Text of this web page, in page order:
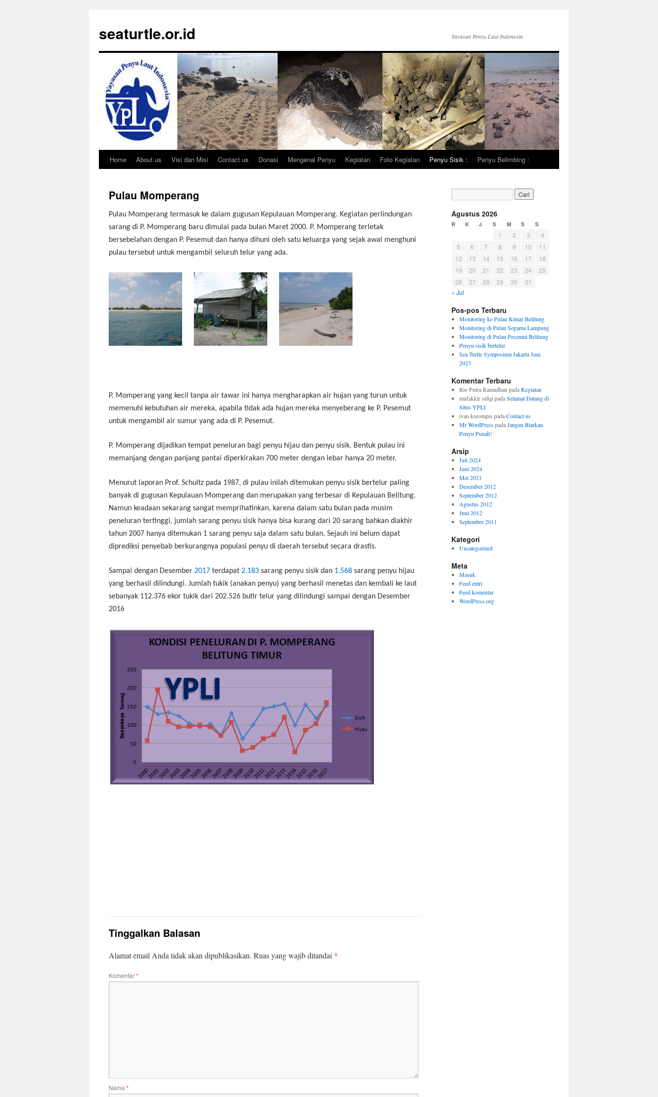
isi
seaturtle.or.id Yayasan Penyu Laut Indonesia
Home About us Visi dan Misi Contact us Donasi Mengenal Penyu Kegiatan Foto Kegiatan Penyu Sisik : Penyu Belimbing :
Pulau Momperang
Pulau Momperang termasuk ke dalam gugusan Kepulauan Momperang. Kegiatan perlindungan
sarang di P. Momperang baru dimulai pada bulan Maret 2000. P. Momperang terletak
bersebelahan dengan P. Pesemut dan hanya dihuni oleh satu keluarga yang sejak awal menghuni
pulau tersebut untuk mengambil seluruh telur yang ada.
P. Momperang yang kecil tanpa air tawar ini hanya mengharapkan air hujan yang turun untuk
memenuhi kebutuhan air mereka, apabila tidak ada hujan mereka menyeberang ke P. Pesemut
untuk mengambil air sumur yang ada di P. Pesemut.
P. Momperang dijadikan tempat peneluran bagi penyu hijau dan penyu sisik. Bentuk pulau ini
memanjang dengan panjang pantai diperkirakan 700 meter dengan lebar hanya 20 meter.
Menurut laporan Prof. Schultz pada 1987, di pulau inilah ditemukan penyu sisik bertelur paling
banyak di gugusan Kepulauan Momperang dan merupakan yang terbesar di Kepulauan Belitung.
Namun keadaan sekarang sangat memprihatinkan, karena dalam satu bulan pada musim
peneluran tertinggi, jumlah sarang penyu sisik hanya bisa kurang dari 20 sarang bahkan diakhir
tahun 2007 hanya ditemukan 1 sarang penyu saja dalam satu bulan. Sejauh ini belum dapat
diprediksi penyebab berkurangnya populasi penyu di daerah tersebut secara drastis.
Sampai dengan Desember 2017 terdapat 2.183 sarang penyu sisik dan 1.568 sarang penyu hijau
yang berhasil dilindungi. Jumlah tukik (anakan penyu) yang berhasil menetas dan kembali ke laut
sebanyak 112.376 ekor tukik dari 202.526 butir telur yang dilindungi sampai dengan Desember
2016
Tinggalkan Balasan
Alamat email Anda tidak akan dipublikasikan. Ruas yang wajib ditandai *
Komentar*
Nama *
Agustus 2026
R K J S M S S
1 2 3
4
5
6 7 8 9 10
11
12
13 14 15 16 17
18
19
20 21 22 23 24
25
26
27 28 29 30
31
« Jul
Pos-pos Terbaru
Monitoring ke Pulau Kimar Belitung
Monitoring di Pulau Segama Lampung
Monitoring di Pulau Pesemut Belitung
Penyu sisik bertelur
Sea Turtle Symposium Jakarta Juni
2023
Komentar Terbaru
Rio Putra Ramadhan padaKegiatan
mufakkir sidqi padaSelamat Datang di
Situs YPLI
ivan korompis padaContact us
Mr WordPresspadaJangan Biarkan
Penyu Punah!
Arsip
Juli 2024
Juni 2024
Mei 2021
Desember 2012
September 2012
Agustus 2012
Juni 2012
September 2011
Kategori
Uncategorized
Meta
Masuk
Feed entri
Feed komentar
WordPress.org